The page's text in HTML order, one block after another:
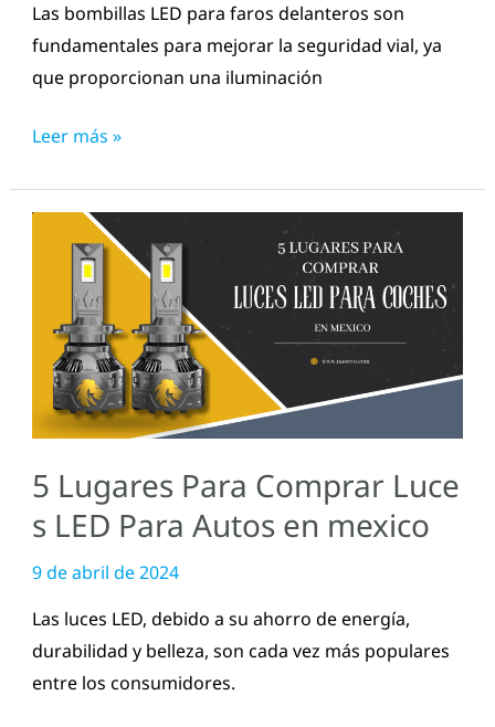
Las bombillas LED para faros delanteros son
fundamentales para mejorar la seguridad vial, ya
que proporcionan una iluminación
Leer más »
5 Lugares Para Comprar Luce
s LED Para Autos en mexico
9 de abril de 2024
Las luces LED, debido a su ahorro de energía,
durabilidad y belleza, son cada vez más populares
entre los consumidores.
Lugares
Comprar
Luces
LED
Para
en
mexico